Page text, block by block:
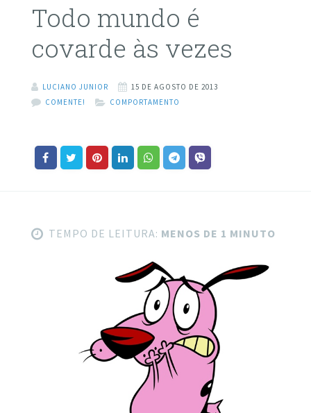
Todo mundo é
covarde às vezes
LUCIANO JUNIOR
15 DE AGOSTO DE 2013
COMENTE!
COMPORTAMENTO
TEMPO DE LEITURA: MENOS DE 1 MINUTO